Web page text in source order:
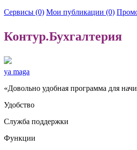
Сервисы (0) Мои публикации (0)
Контур.Бухгалтерия
ya maga
«Довольно удобная программа для
Удобство
Служба поддержки
Функции